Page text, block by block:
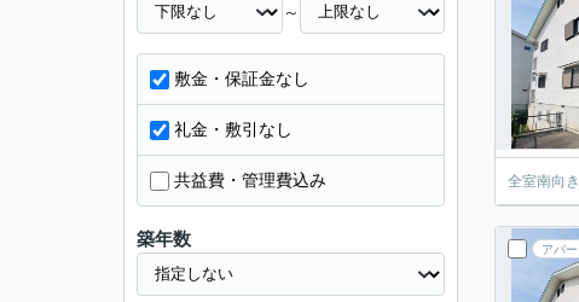
全室南向
アパー
～
敷金・保証金なし
礼金・敷引なし
共益費・管理費込み
築年数